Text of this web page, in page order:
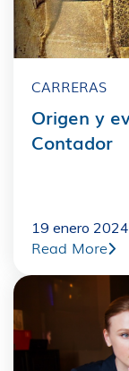
CARRERAS
Origen y
Contador
19 enero 2024
Read More